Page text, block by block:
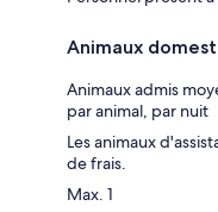
Animaux
Animaux admis
par animal, par nuit
Les animaux
de frais.
Max. 1